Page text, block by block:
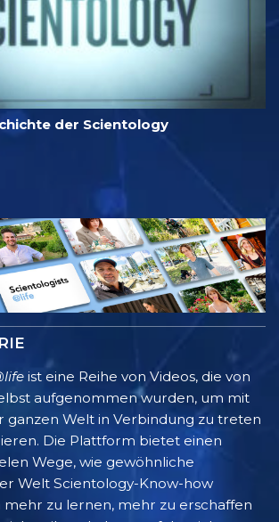
der Scientology
ist eine Reihe von Videos, die von
aufgenommen wurden, um mit
ganzen Welt in Verbindung zu treten
Die Plattform bietet einen
Wege, wie gewöhnliche
Welt Scientology-Know-how
zu lernen, mehr zu erschaffen